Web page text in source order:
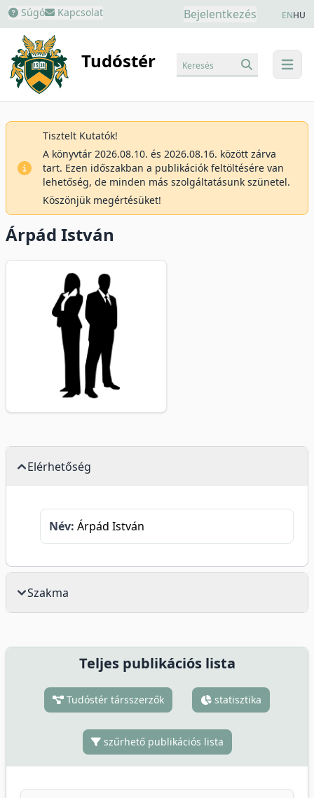
Súgó Kapcsolat Bejelentkezés ENHU
Tudóstér menu
Keresés
Tisztelt Kutatók!
A könyvtár 2026.08.10. és 2026.08.16. között zárva
tart. Ezen időszakban a publikációk feltöltésére van
lehetőség, de minden más szolgáltatásunk szünetel.
Köszönjük megértésüket!
Árpád István
Elérhetőség
Név: Árpád István
Szakma
Teljes publikációs lista
Tudóstér társszerzők statisztika
szűrhető publikációs lista